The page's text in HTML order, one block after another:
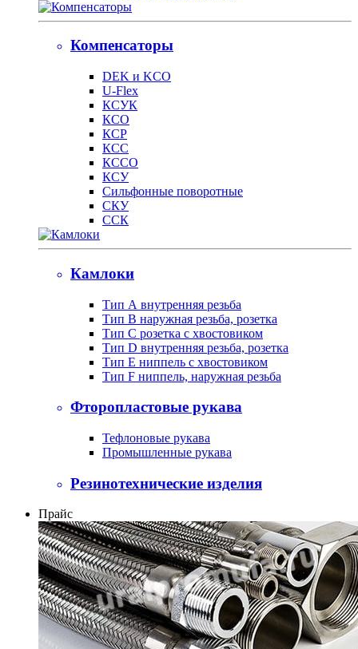
Компенсаторы
DEK и KCO
U-Flex
КСУК
КСО
КСР
КСС
КССО
КСУ
Сильфонные поворотные
СКУ
ССК
Камлоки
Тип А внутренняя резьба
Тип B наружная резьба, розетка
Тип С розетка с хвостовиком
Тип D внутренняя резьба, розетка
Тип Е ниппель с хвостовиком
Тип F ниппель, наружная резьба
Фторопластовые рукава
Тефлоновые рукава
Промышленные рукава
Резинотехнические изделия
Прайс